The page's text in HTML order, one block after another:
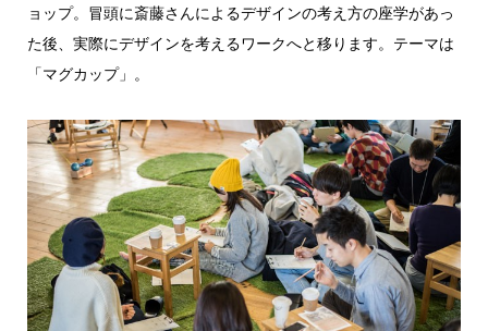
ョップ。冒頭に斎藤さんによるデザインの考え方の座学があっ
た後、実際にデザインを考えるワークへと移ります。テーマは
「マグカップ」。